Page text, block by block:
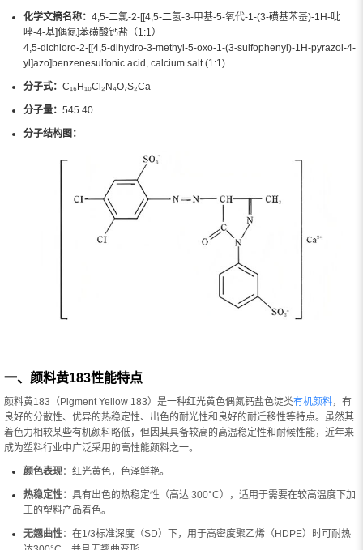
化学文摘名称： 4,5-二氯-2-[[4,5-二氢-3-甲基-5-氧代-1-(3-磺基苯基)-1H-吡
唑-4-基]偶氮]苯磺酸钙盐（1:1）
4,5-dichloro-2-[[4,5-dihydro-3-methyl-5-oxo-1-(3-sulfophenyl)-1H-pyrazol-4-
yl]azo]benzenesulfonic acid, calcium salt (1:1)
分子式： C₁₆H₁₀Cl₂N₄O₇S₂Ca
分子量： 545.40
分子结构图：
一、颜料黄183性能特点
颜料黄183（Pigment Yellow 183）是一种红光黄色偶氮钙盐色淀类有机颜料，有
良好的分散性、优异的热稳定性、出色的耐光性和良好的耐迁移性等特点。虽然其
着色力相较某些有机颜料略低，但因其具备较高的高温稳定性和耐候性能，近年来
成为塑料行业中广泛采用的高性能颜料之一。
颜色表现：红光黄色，色泽鲜艳。
热稳定性： 具有出色的热稳定性（高达 300°C），适用于需要在较高温度下加
工的塑料产品着色。
无翘曲性：在1/3标准深度（SD）下，用于高密度聚乙烯（HDPE）时可耐热